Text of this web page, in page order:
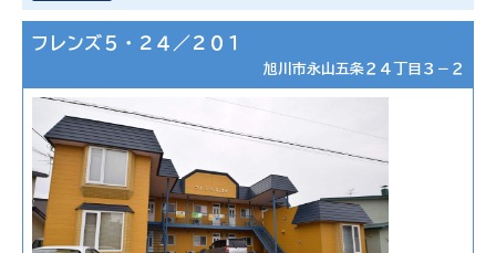
フレンズ５・２４／２０１
旭川市永山五条２４丁目３－２